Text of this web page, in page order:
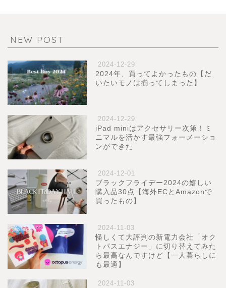
NEW POST
2024-12-29
2024年、買ってよかったもの【だ
いたいモノは揃ってしまった】
2024-12-29
iPad miniはアクセサリー次第！ミ
ニマルを活かす最強フォーメーショ
ンができた
2024-12-01
ブラックフライデー2024の嬉しい
購入品30点【海外ECとAmazonで
買ったもの】
2024-11-03
怪しくて大評判の新電力会社「オク
トパスエナジー」に切り替えてみた
ら最高なんですけど【一人暮らしに
も最適】
2024-11-03